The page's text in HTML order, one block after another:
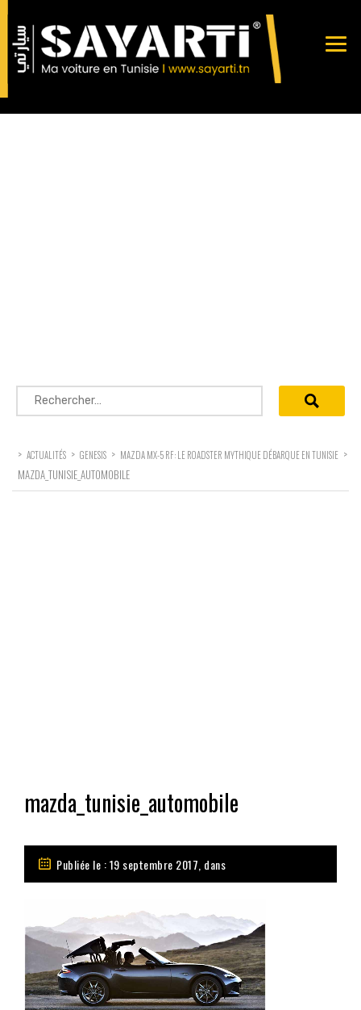
Rechercher :
> ACTUALITÉS > GENESIS > MAZDA MX-5 RF: LE ROADSTER MYTHIQUE DÉBARQUE EN TUNISIE >
MAZDA_TUNISIE_AUTOMOBILE
mazda_tunisie_automobile
Publiée le : 19 septembre 2017, dans